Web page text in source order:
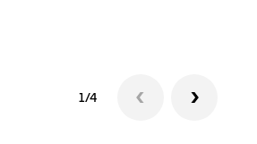
1/4